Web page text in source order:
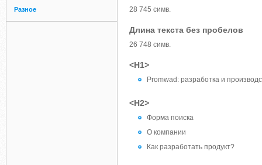
Разное 28 745 симв.
Длина текста без пробелов
26 748 симв.
<H1>
Promwad: разработка и
<H2>
Форма поиска
О компании
Как разработать продукт?